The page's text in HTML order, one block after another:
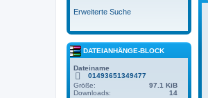
Erweiterte Suche
DATEIANHÄNGE-BLOCK
Dateiname
01493651349477
Größe:
97.1 KiB
Downloads:
14